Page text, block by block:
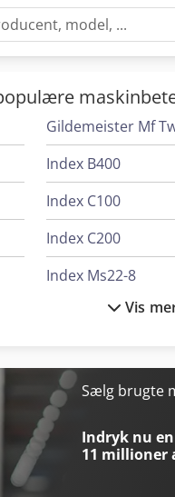
Gildemeister Mf
Index B400
Index C100
Index C200
Index Ms22-8
Index Ms32-6
Kbm M2S92
Knuth Kpb 30
Vis
Sælg brugte
Indryk nu
11 millioner